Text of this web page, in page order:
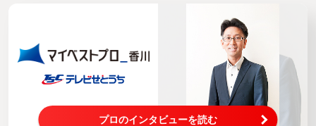
プロのインタビューを読む